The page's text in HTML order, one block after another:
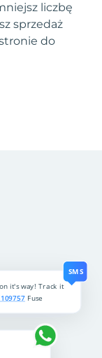
liczbę
sprzedaż
do